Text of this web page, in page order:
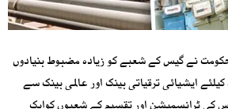
نے گیس کے شعبے کو زیادہ مضبوط بنیادوں
ایشیائی ترقیاتی بینک اور عالمی بینک سے